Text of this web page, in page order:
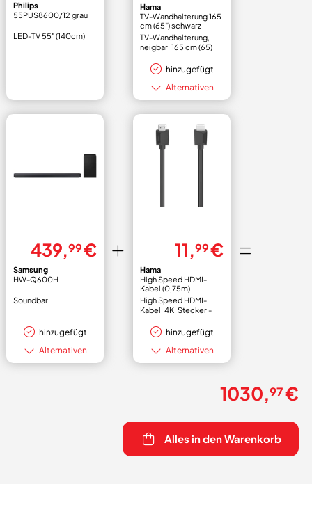
Philips
55PUS8600/12 grau
LED-TV 55" (140cm)
Hama
TV-Wandhalterung 165
cm (65") schwarz
TV-Wandhalterung,
neigbar, 165 cm (65)
Alternativen
hinzugefügt
439,99€
Samsung
HW-Q600H
Soundbar
Alternativen
hinzugefügt
11,99€
Hama
High Speed HDMI-
Kabel (0,75m)
High Speed HDMI-
Kabel, 4K, Stecker -
Alternativen
hinzugefügt
1030,97€
Alles in den Warenkorb